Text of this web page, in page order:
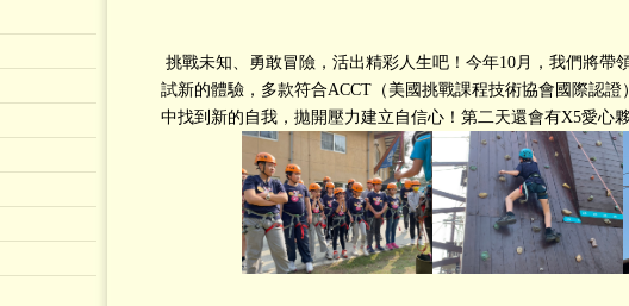
挑戰未知、勇敢冒險，活出精彩人生吧！今年10月，我們將
試新的體驗，多款符合ACCT（美國挑戰課程技術協會國際認
中找到新的自我，拋開壓力建立自信心！第二天還會有X5愛心